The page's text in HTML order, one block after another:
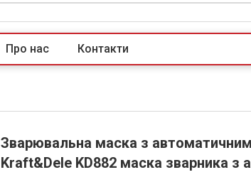
Про нас Контакти
Зварювальна маска з
Kraft&Dele KD882 маска зварника з